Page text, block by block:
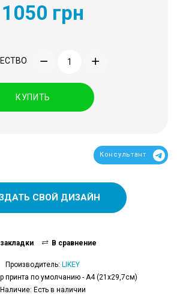
1050 грн
КУПИТЬ
Консультант
СВОЙ ДИЗАЙН
В сравнение
Производитель: LIKEY
принта по умолчанию - А4 (21x29,7см)
Наличие: Есть в наличии